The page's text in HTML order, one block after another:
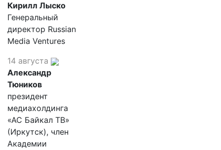
Кирилл Лыско
Генеральный
директор Russian
Media Ventures
14 августа
Александр
Тюников
президент
медиахолдинга
«АС Байкал ТВ»
(Иркутск), член
Академии